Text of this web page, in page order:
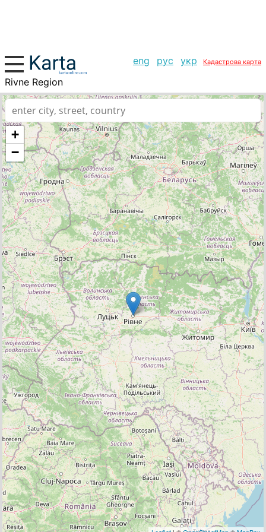
eng рус укр Кадастрова карта
Rivne Region
+
−